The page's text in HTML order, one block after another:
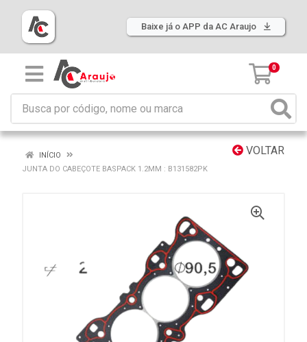
Baixe já o APP da AC Araujo
0
VOLTAR
INÍCIO
JUNTA DO CABEÇOTE BASPACK 1.2MM : B131582PK